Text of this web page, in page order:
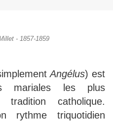
- 1857-1859
Angélus) est
mariales les plus
catholique.
rythme triquotidien